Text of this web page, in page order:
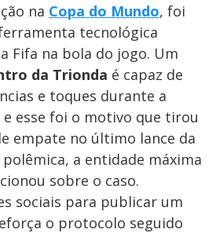
na Copa do Mundo, foi
tecnológica
Fifa na bola do jogo. Um
da Trionda é capaz de
e toques durante a
esse foi o motivo que tirou
empate no último lance da
a entidade máxima
sobre o caso.
sociais para publicar um
o protocolo seguido